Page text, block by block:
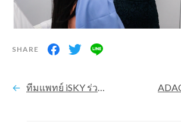
ทีมแพทย์ iSKY ร่วมงานประชุมวิชาการนานาชาติ “Technology Disruptors in Aesthetic Dermatology”